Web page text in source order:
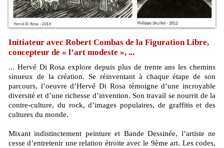
Initiateur avec Robert Combas de la Figuration Libre,
concepteur de « l’art modeste », ...
... Hervé Di Rosa explore depuis plus de trente ans les chemins
sinueux de la création. Se réinventant à chaque étape de son
parcours, l’oeuvre d’Hervé Di Rosa témoigne d’une incroyable
diversité et d’une richesse d’invention. Son travail se nourrit de la
contre-culture, du rock, d’images populaires, de graffitis et des
cultures du monde.
Mixant indistinctement peinture et Bande Dessinée, l’artiste ne
cesse d’entretenir une relation étroite avec le 9ème art. Les codes,